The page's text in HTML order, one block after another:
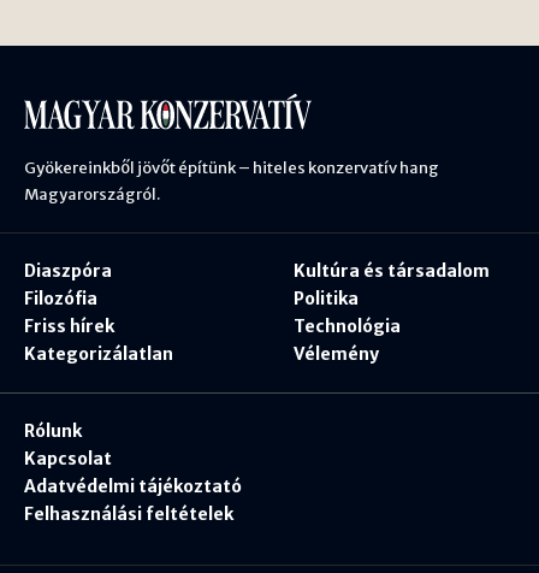
Gyökereinkből jövőt építünk – hiteles konzervatív hang
Magyarországról.
Diaszpóra
Filozófia
Friss hírek
Kategorizálatlan
Kultúra és társadalom
Politika
Technológia
Vélemény
Rólunk
Kapcsolat
Adatvédelmi tájékoztató
Felhasználási feltételek